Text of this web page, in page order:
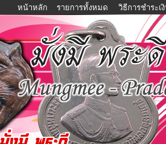
หน้าหลัก รายการทั้งหมด วิธีการชำระเ